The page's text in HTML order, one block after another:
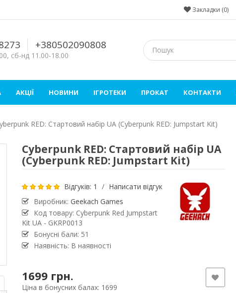
Закладки (0)
+380502090808
сб-нд 11.00-18.00
АКЦІЇ НОВИНИ ІГРОТЕКИ ПРОКАТ КОНТАКТИ
RED: Стартовий набір UA (Cyberpunk RED: Jumpstart Kit)
Cyberpunk RED: Стартовий набір UA
(Cyberpunk RED: Jumpstart Kit)
Відгуків: 1 / Написати відгук
Виробник: Geekach Games
Код товару: Cyberpunk Red Jumpstart
Kit UA - GKRP0013
Бонусні бали: 51
Наявність: В наявності
1699 грн.
Ціна в бонусних балах: 1699